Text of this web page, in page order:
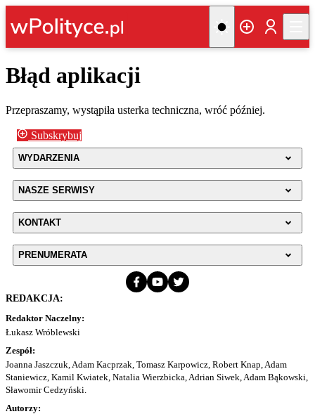
Błąd aplikacji
Przepraszamy, wystąpiła usterka techniczna, wróć później.
Subskrybuj
WYDARZENIA
NASZE SERWISY
KONTAKT
PRENUMERATA
REDAKCJA:
Redaktor Naczelny:
Łukasz Wróblewski
Zespół:
Joanna Jaszczuk, Adam Kacprzak, Tomasz Karpowicz, Robert Knap, Adam
Staniewicz, Kamil Kwiatek, Natalia Wierzbicka, Adrian Siwek, Adam Bąkowski,
Sławomir Cedzyński.
Autorzy: